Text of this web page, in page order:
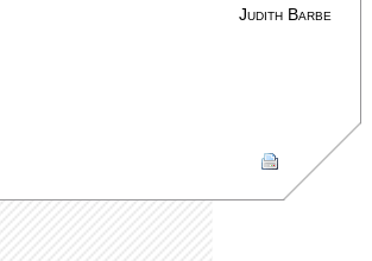
Judith Barbe